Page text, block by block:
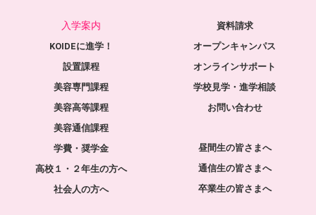
入学案内
KOIDEに進学！
設置課程
美容専門課程
美容高等課程
美容通信課程
学費・奨学金
高校１・２年生の方へ
社会人の方へ
資料請求
オープンキャンパス
オンラインサポート
学校見学・進学相談
お問い合わせ
昼間生の皆さまへ
通信生の皆さまへ
卒業生の皆さまへ